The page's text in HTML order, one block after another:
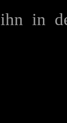
in